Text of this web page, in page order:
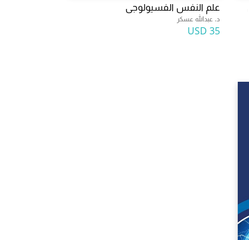
علم النفس الفسيولوجى
د. عبدالله عسكر
35 USD